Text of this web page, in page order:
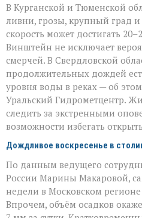
В Курганской и Тюменской
ливни, грозы, крупный град
скорость может достигать
Винштейн не исключает
смерчей. В Свердловской
продолжительных дождей
уровня воды в реках — об
Уральский Гидрометцентр.
следить за экстренными
возможности избегать
Дождливое воскресенье в
По данным ведущего
России Марины Макаровой,
недели в Московском регионе
Впрочем, объём осадков